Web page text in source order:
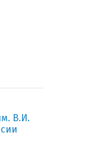
В.И.